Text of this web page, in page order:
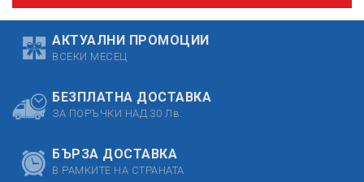
АКТУАЛНИ ПРОМОЦИИ
ВСЕКИ МЕСЕЦ
БЕЗПЛАТНА ДОСТАВКА
ЗА ПОРЪЧКИ НАД 30 Лв.
БЪРЗА ДОСТАВКА
В РАМКИТЕ НА СТРАНАТА